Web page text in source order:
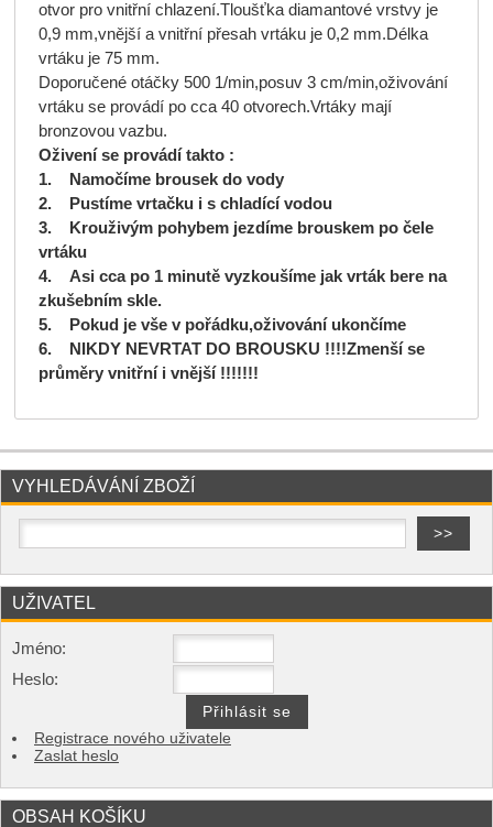
otvor pro vnitřní chlazení.Tloušťka diamantové vrstvy je
0,9 mm,vnější a vnitřní přesah vrtáku je 0,2 mm.Délka
vrtáku je 75 mm.
Doporučené otáčky 500 1/min,posuv 3 cm/min,oživování
vrtáku se provádí po cca 40 otvorech.Vrtáky mají
bronzovou vazbu.
Oživení se provádí takto :
1. Namočíme brousek do vody
2. Pustíme vrtačku i s chladící vodou
3. Krouživým pohybem jezdíme brouskem po čele
vrtáku
4. Asi cca po 1 minutě vyzkoušíme jak vrták bere na
zkušebním skle.
5. Pokud je vše v pořádku,oživování ukončíme
6. NIKDY NEVRTAT DO BROUSKU !!!!Zmenší se
průměry vnitřní i vnější !!!!!!!
VYHLEDÁVÁNÍ ZBOŽÍ
UŽIVATEL
Jméno:
Heslo:
Registrace nového uživatele
Zaslat heslo
OBSAH KOŠÍKU